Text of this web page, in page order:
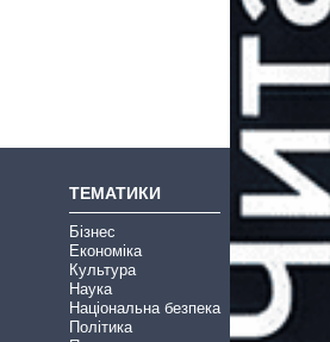
ТЕМАТИКИ
Бізнес
Економіка
Культура
Наука
Національна безпека
Політика